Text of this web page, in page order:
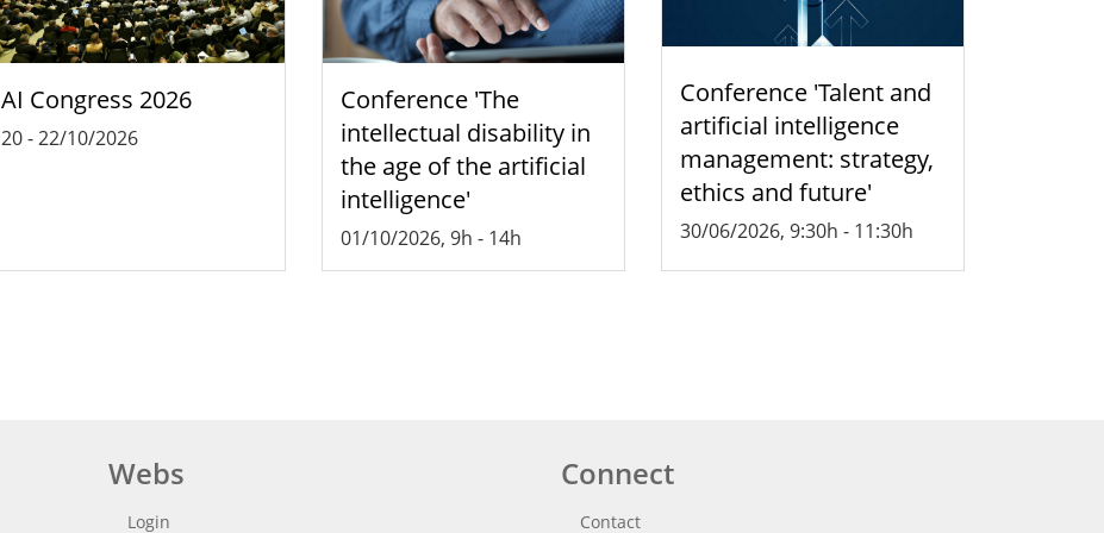
AI Congress 2026
20-22/10/2026
Conference 'The
intellectual disability in
the age of the artificial
intelligence'
01/10/2026, 9h - 14h
Conference 'Talent and
artificial intelligence
management: strategy,
ethics and future'
30/06/2026, 9:30h - 11:30h
Webs
Login
Connect
Contact